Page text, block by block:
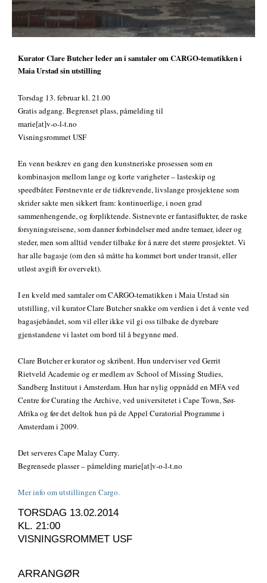
Kurator Clare Butcher leder an i samtaler om CARGO-tematikken i
Maia Urstad sin utstilling
Torsdag 13. februar kl. 21.00
Gratis adgang. Begrenset plass, påmelding til
marie[at]v-o-l-t.no
Visningsrommet USF
En venn beskrev en gang den kunstneriske prosessen som en
kombinasjon mellom lange og korte varigheter – lasteskip og
speedbåter. Førstnevnte er de tidkrevende, livslange prosjektene som
skrider sakte men sikkert fram: kontinuerlige, i noen grad
sammenhengende, og forpliktende. Sistnevnte er fantasiflukter, de raske
forsyningsreisene, som danner forbindelser med andre temaer, ideer og
steder, men som alltid vender tilbake for å nære det større prosjektet. Vi
har alle bagasje (om den så måtte ha kommet bort under transit, eller
utløst avgift for overvekt).
I en kveld med samtaler om CARGO-tematikken i Maia Urstad sin
utstilling, vil kurator Clare Butcher snakke om verdien i det å vente ved
bagasjebåndet, som vil eller ikke vil gi oss tilbake de dyrebare
gjenstandene vi lastet om bord til å begynne med.
Clare Butcher er kurator og skribent. Hun underviser ved Gerrit
Rietveld Academie og er medlem av School of Missing Studies,
Sandberg Instituut i Amsterdam. Hun har nylig oppnådd en MFA ved
Centre for Curating the Archive, ved universitetet i Cape Town, Sør-
Afrika og før det deltok hun på de Appel Curatorial Programme i
Amsterdam i 2009.
Det serveres Cape Malay Curry.
Begrensede plasser – påmelding marie[at]v-o-l-t.no
Mer info om utstillingen Cargo.
TORSDAG 13.02.2014
KL. 21:00
VISNINGSROMMET USF
ARRANGØR